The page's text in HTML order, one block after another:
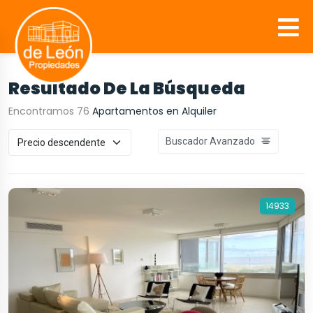
Resultado De La Búsqueda
Encontramos 76 Apartamentos en Alquiler
Buscador Avanzado
14933